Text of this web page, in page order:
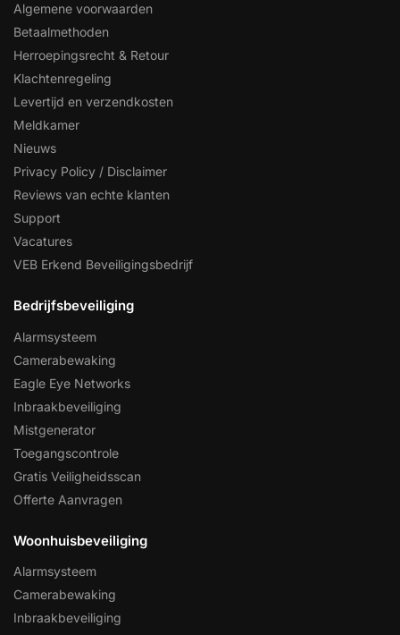
Algemene voorwaarden
Betaalmethoden
Herroepingsrecht & Retour
Klachtenregeling
Levertijd en verzendkosten
Meldkamer
Nieuws
Privacy Policy / Disclaimer
Reviews van echte klanten
Support
Vacatures
VEB Erkend Beveiligingsbedrijf
Bedrijfsbeveiliging
Alarmsysteem
Camerabewaking
Eagle Eye Networks
Inbraakbeveiliging
Mistgenerator
Toegangscontrole
Gratis Veiligheidsscan
Offerte Aanvragen
Woonhuisbeveiliging
Alarmsysteem
Camerabewaking
Inbraakbeveiliging